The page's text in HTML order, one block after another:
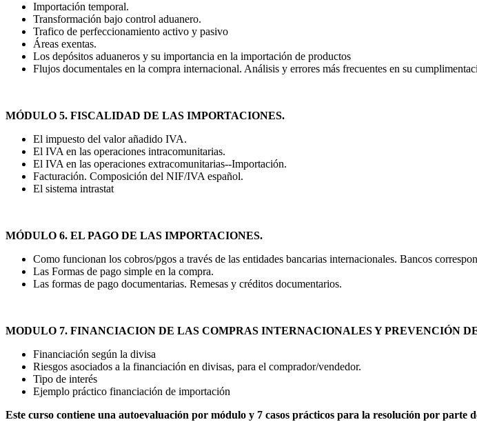
Importación temporal.
Transformación bajo control aduanero.
Trafico de perfeccionamiento activo y pasivo
Áreas exentas.
Los depósitos aduaneros y su importancia en la importación de productos
Flujos documentales en la compra internacional. Análisis y errores más frecuentes en su
MÓDULO 5. FISCALIDAD DE LAS IMPORTACIONES.
El impuesto del valor añadido IVA.
El IVA en las operaciones intracomunitarias.
El IVA en las operaciones extracomunitarias--Importación.
Facturación. Composición del NIF/IVA español.
El sistema intrastat
MÓDULO 6. EL PAGO DE LAS IMPORTACIONES.
Como funcionan los cobros/pgos a través de las entidades bancarias internacionales. Bancos
Las Formas de pago simple en la compra.
Las formas de pago documentarias. Remesas y créditos documentarios.
MODULO 7. FINANCIACION DE LAS COMPRAS INTERNACIONALES Y PREVENCIÓN
Financiación según la divisa
Riesgos asociados a la financiación en divisas, para el comprador/vendedor.
Tipo de interés
Ejemplo práctico financiación de importación
Este curso contiene una autoevaluación por módulo y 7 casos prácticos para la resolución por